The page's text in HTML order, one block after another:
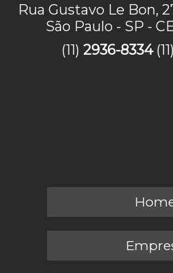
Rua Gustavo Le Bon,
São Paulo - SP -
(11) 2936-8334 (11)